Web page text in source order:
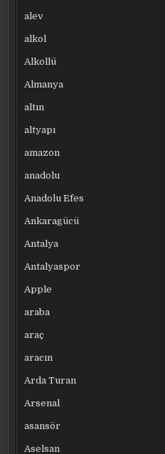
alev
alkol
Alkollü
Almanya
altın
altyapı
amazon
anadolu
Anadolu Efes
Ankaragücü
Antalya
Antalyaspor
Apple
araba
araç
aracın
Arda Turan
Arsenal
asansör
Aselsan